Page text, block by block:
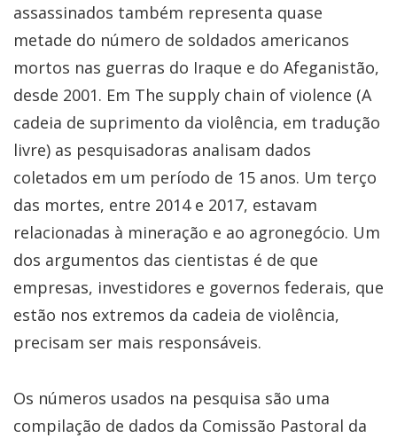
assassinados também representa quase
metade do número de soldados americanos
mortos nas guerras do Iraque e do Afeganistão,
desde 2001. Em The supply chain of violence (A
cadeia de suprimento da violência, em tradução
livre) as pesquisadoras analisam dados
coletados em um período de 15 anos. Um terço
das mortes, entre 2014 e 2017, estavam
relacionadas à mineração e ao agronegócio. Um
dos argumentos das cientistas é de que
empresas, investidores e governos federais, que
estão nos extremos da cadeia de violência,
precisam ser mais responsáveis.
Os números usados na pesquisa são uma
compilação de dados da Comissão Pastoral da